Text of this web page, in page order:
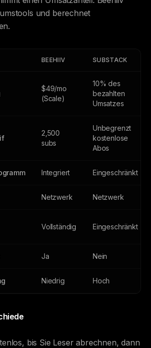
und berechnet
BEEHIIV SUBSTACK
$49/mo
(Scale)
10% des
bezahlten
Umsatzes
2,500
subs
Unbegrenzt
kostenlose
Abos
Integriert Eingeschränkt
Netzwerk Netzwerk
Vollständig Eingeschränkt
Ja Nein
Niedrig Hoch
bis Sie Leser abrechnen, dann